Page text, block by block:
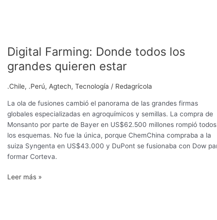
Digital Farming: Donde todos los
grandes quieren estar
.Chile, .Perú, Agtech, Tecnología / Redagrícola
La ola de fusiones cambió el panorama de las grandes firmas
globales especializadas en agroquímicos y semillas. La compra de
Monsanto por parte de Bayer en US$62.500 millones rompió todos
los esquemas. No fue la única, porque ChemChina compraba a la
suiza Syngenta en US$43.000 y DuPont se fusionaba con Dow
formar Corteva.
Leer más »